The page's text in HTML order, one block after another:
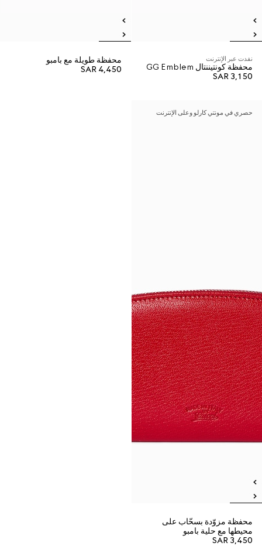
نفدت عبر الإنترنت
محفظة كونتيننتال GG Emblem
SAR 3,150
محفظة طويلة مع بامبو
SAR 4,450
حصري في مونتي كارلو وعلى الإنترنت
محفظة مزوّدة بسحّاب على
محيطها مع حلية بامبو
SAR 3,450